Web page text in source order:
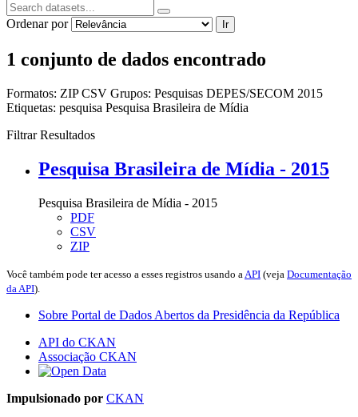
Ordenar por Ir
1 conjunto de dados encontrado
Formatos: ZIPCSV Grupos: Pesquisas DEPES/SECOM 2015
Etiquetas: pesquisa Pesquisa Brasileira de Mídia
Filtrar Resultados
Pesquisa Brasileira de Mídia - 2015
Pesquisa Brasileira de Mídia - 2015
PDF
CSV
ZIP
Você também pode ter acesso a esses registros usando a API (veja Documentação
da API).
Sobre Portal de Dados Abertos da Presidência da República
API do CKAN
Associação CKAN
Impulsionado por CKAN